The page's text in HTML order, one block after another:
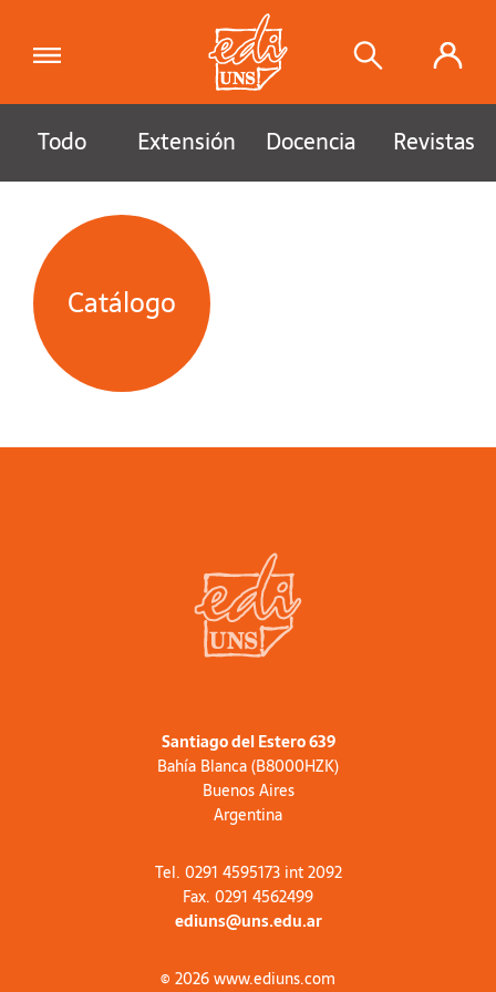
Todo Extensión Docencia Revistas
Catálogo
Santiago del Estero 639
Bahía Blanca (B8000HZK)
Buenos Aires
Argentina
Tel. 0291 4595173 int 2092
Fax. 0291 4562499
ediuns@uns.edu.ar
© 2026 www.ediuns.com